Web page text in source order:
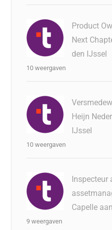
Product
Next
den IJssel
10 weergaven
Heijn
IJssel
10 weergaven
Inspecteur
Capelle
9 weergaven